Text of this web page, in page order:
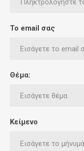
Το email σας
Θέμα:
Κείμενο